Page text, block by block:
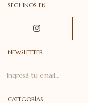
SEGUINOS EN
NEWSLETTER
CATEGORÍAS